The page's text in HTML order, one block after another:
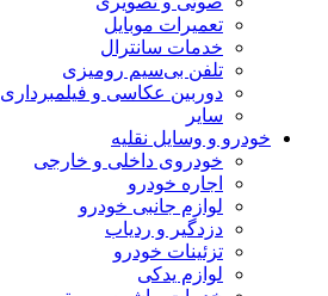
تعمیرات موبایل
خدمات سانترال
تلفن بی‌سیم رومیزی
دوربین عکاسی و فیلمبرداری
سایر
خودرو و وسایل نقلیه
خودروی داخلی و خارجی
اجاره خودرو
لوازم جانبی خودرو
دزدگیر و ردیاب
تزئینات خودرو
لوازم یدکی